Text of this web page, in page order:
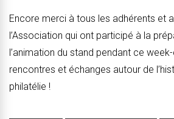
Encore merci à tous les adhérents et
l’Association qui ont participé à la
l’animation du stand pendant ce
rencontres et échanges autour de
philatélie !